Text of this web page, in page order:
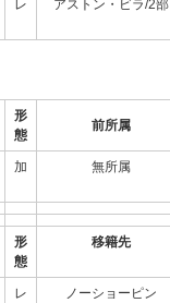
レ アストン・ビラ/2部
形
態
前所属
加 無所属
形
態
移籍先
レ
ノーショーピン